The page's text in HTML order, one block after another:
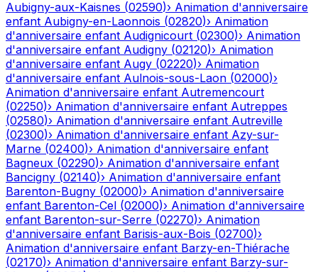
Aubigny-aux-Kaisnes (02590)› Animation d'anniversaire
enfant Aubigny-en-Laonnois (02820)› Animation
d'anniversaire enfant Audignicourt (02300)› Animation
d'anniversaire enfant Audigny (02120)› Animation
d'anniversaire enfant Augy (02220)› Animation
d'anniversaire enfant Aulnois-sous-Laon (02000)›
Animation d'anniversaire enfant Autremencourt
(02250)› Animation d'anniversaire enfant Autreppes
(02580)› Animation d'anniversaire enfant Autreville
(02300)› Animation d'anniversaire enfant Azy-sur-
Marne (02400)› Animation d'anniversaire enfant
Bagneux (02290)› Animation d'anniversaire enfant
Bancigny (02140)› Animation d'anniversaire enfant
Barenton-Bugny (02000)› Animation d'anniversaire
enfant Barenton-Cel (02000)› Animation d'anniversaire
enfant Barenton-sur-Serre (02270)› Animation
d'anniversaire enfant Barisis-aux-Bois (02700)›
Animation d'anniversaire enfant Barzy-en-Thiérache
(02170)› Animation d'anniversaire enfant Barzy-sur-